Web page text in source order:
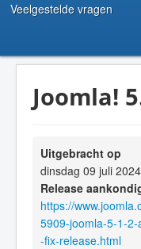
Veelgestelde vragen
Joomla!
Uitgebracht op
dinsdag 09 juli
Release
https://
5909-joomla-5-1-
-fix-release.html